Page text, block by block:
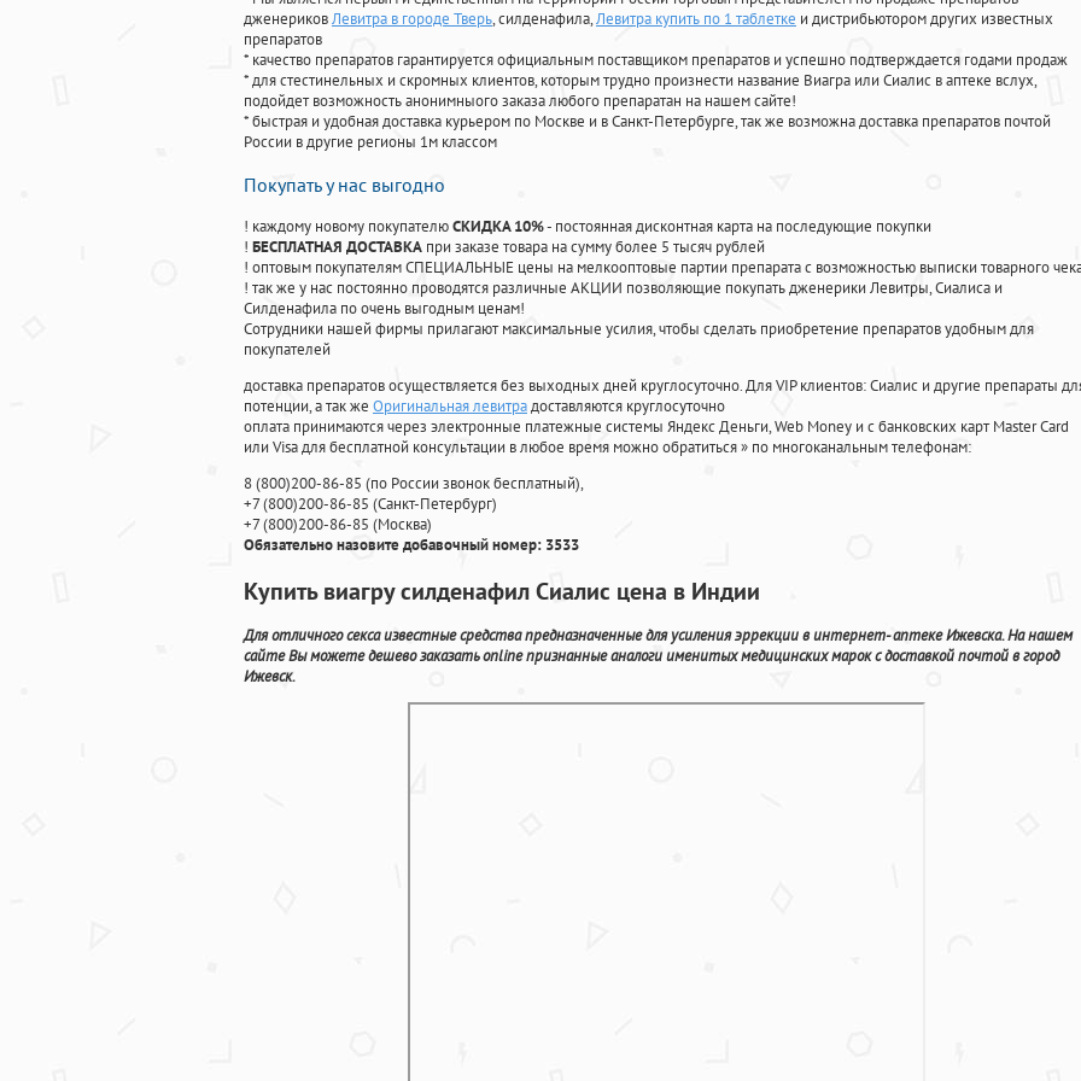
дженериковЛевитра в городе Тверь, силденафила,Левитра купить по 1 таблетке и дистрибьютором других известных
препаратов
* качество препаратов гарантируется официальным поставщиком препаратов и успешно подтверждается годами продаж
* для стестинельных и скромных клиентов, которым трудно произнести название Виагра или Сиалис в аптеке вслух,
подойдет возможность анонимныого заказа любого препаратан на нашем сайте!
* быстрая и удобная доставка курьером по Москве и в Санкт-Петербурге, так же возможна доставка препаратов почтой
России в другие регионы 1м классом
Покупать у нас выгодно
! каждому новому покупателюСКИДКА 10%- постоянная дисконтная карта на последующие покупки
! БЕСПЛАТНАЯ ДОСТАВКА при заказе товара на сумму более 5 тысяч рублей
! оптовым покупателям СПЕЦИАЛЬНЫЕ цены на мелкооптовые партии препарата с возможностью выписки товарного
! так же у нас постоянно проводятся различные АКЦИИ позволяющие покупать дженерики Левитры, Сиалиса и
Силденафила по очень выгодным ценам!
Cотрудники нашей фирмы прилагают максимальные усилия, чтобы сделать приобретение препаратов удобным для
покупателей
доставка препаратов осуществляется без выходных дней круглосуточно. Для VIP клиентов: Сиалис и другие препараты
потенции, а так же Оригинальная левитрадоставляются круглосуточно
оплата принимаются через электронные платежные системы Яндекс Деньги, Web Money и с банковских карт Master Card
или Visa для бесплатной консультации в любое время можно обратиться» по многоканальным телефонам:
8(800)200-86-85 (по России звонок бесплатный),
+7(800)200-86-85 (Санкт-Петербург)
+7(800)200-86-85 (Москва)
Обязательно назовите добавочный номер: 3533
Купить виагру силденафил Сиалис цена в Индии
Для отличного секса известные средства предназначенные для усиления эррекции в интернет- аптеке Ижевска. На нашем
сайте Вы можете дешево заказать online признанные аналоги именитых медицинских марок с доставкой почтой в город
Ижевск.